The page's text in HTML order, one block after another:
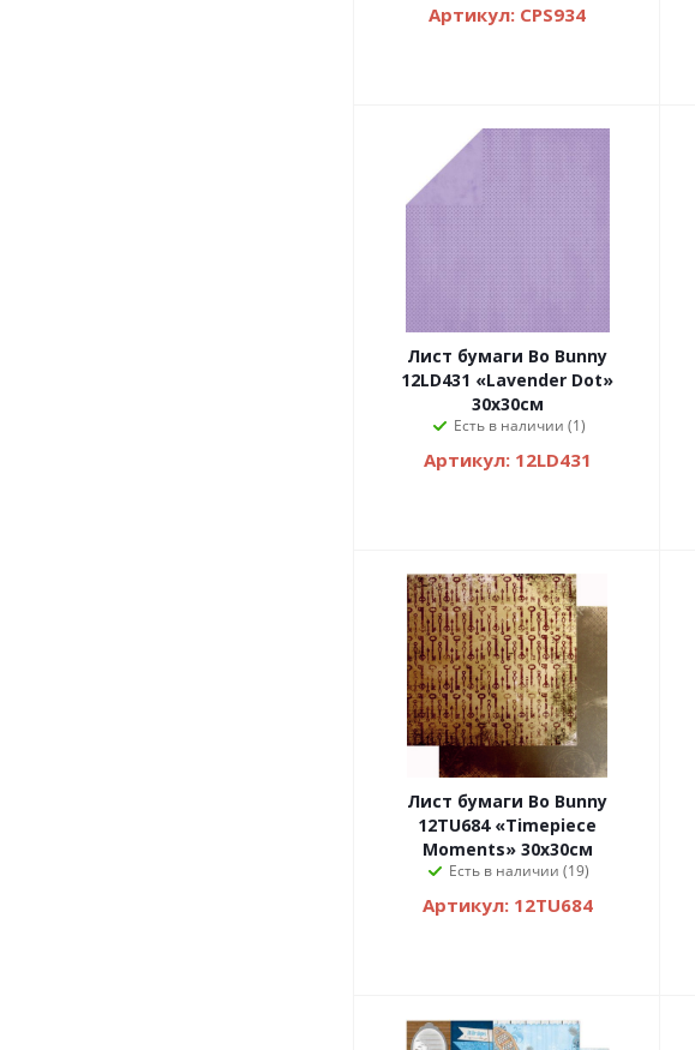
Артикул: CPS934
Лист бумаги Bo Bunny
12LD431 «Lavender Dot»
30х30см
Есть в наличии (1)
Артикул: 12LD431
Лист бумаги Bo Bunny
12TU684 «Timepiece
Moments» 30х30см
Есть в наличии (19)
Артикул: 12TU684